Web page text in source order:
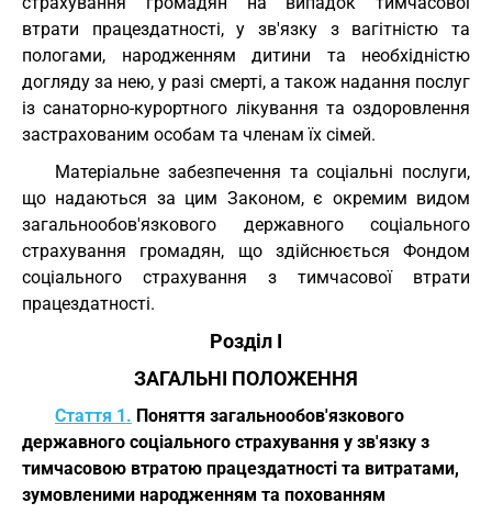
втрати працездатності, у зв'язку з вагітністю та
пологами, народженням дитини та необхідністю
догляду за нею, у разі смерті, а також надання послуг
із санаторно-курортного лікування та оздоровлення
застрахованим особам та членам їх сімей.
Матеріальне забезпечення та соціальні послуги,
що надаються за цим Законом, є окремим видом
загальнообов'язкового державного соціального
страхування громадян, що здійснюється Фондом
соціального страхування з тимчасової втрати
працездатності.
Розділ I
ЗАГАЛЬНІ ПОЛОЖЕННЯ
Стаття 1. Поняття загальнообов'язкового
державного соціального страхування у зв'язку з
тимчасовою втратою працездатності та витратами,
зумовленими народженням та похованням